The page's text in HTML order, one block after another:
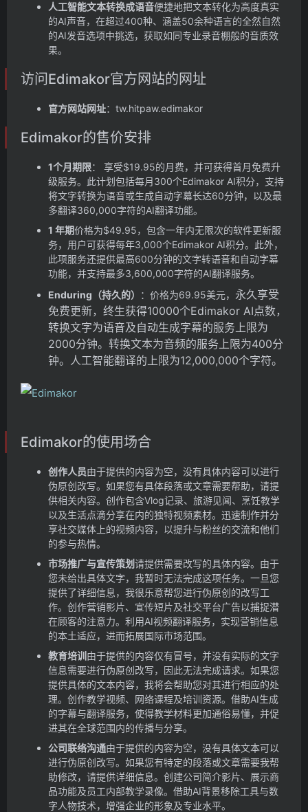
人工智能文本转换成语音便捷地把文本转化为高度真实
的AI声音，在超过400种、涵盖50余种语言的全然自然
的AI发音选项中挑选，获取如同专业录音棚般的音质效
果。
访问Edimakor官方网站的网址
官方网站网址：tw.hitpaw.edimakor
Edimakor的售价安排
1个月期限： 享受$19.95的月费，并可获得首月免费升
级服务。此计划包括每月300个Edimakor AI积分，支持
将文字转换为语音或生成自动字幕长达60分钟，以及最
多翻译360,000字符的AI翻译功能。
1 年期价格为$49.95，包含一年内无限次的软件更新服
务，用户可获得每年3,000个Edimakor AI积分。此外，
此项服务还提供最高600分钟的文字转语音和自动字幕
功能，并支持最多3,600,000字符的AI翻译服务。
Enduring（持久的）
：价格为69.95美元， 永久享受
免费更新， 终生获得10000个Edimakor AI点数，
转换文字为语音及自动生成字幕的服务上限为
2000分钟。 转换文本为音频的服务上限为400分
钟。 人工智能翻译的上限为12,000,000个字符。
Edimakor的使用场合
创作人员由于提供的内容为空，没有具体内容可以进行
伪原创改写。如果您有具体段落或文章需要帮助，请提
供相关内容。 创作包含Vlog记录、旅游见闻、烹饪教学
以及生活点滴分享在内的独特视频素材。 迅速制作并分
享社交媒体上的视频内容，以提升与粉丝的交流和他们
的参与热情。
市场推广与宣传策划请提供需要改写的具体内容。由于
您未给出具体文字，我暂时无法完成这项任务。一旦您
提供了详细信息，我很乐意帮您进行伪原创的改写工
作。 创作营销影片、宣传短片及社交平台广告以捕捉潜
在顾客的注意力。 利用AI视频翻译服务，实现营销信息
的本土适应，进而拓展国际市场范围。
教育培训 由于提供的内容仅有冒号，并没有实际的文字
信息需要进行伪原创改写，因此无法完成请求。如果您
提供具体的文本内容，我将会帮助您对其进行相应的处
理。 创作教学视频、网络课程及培训资源。 借助AI生成
的字幕与翻译服务，使得教学材料更加通俗易懂，并促
进其在全球范围内的传播与分享。
公司联络沟通由于提供的内容为空，没有具体文本可以
进行伪原创改写。如果您有特定的段落或文章需要我帮
助修改，请提供详细信息。 创建公司简介影片、展示商
品功能及员工内部教学录像。 借助AI背景移除工具与数
字人物技术，增强企业的形象及专业水平。